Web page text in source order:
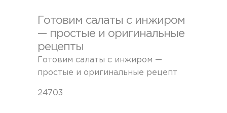
Готовим салаты с инжиром
— простые и оригинальные
рецепты
Готовим салаты с инжиром —
простые и оригинальные рецепт
24703